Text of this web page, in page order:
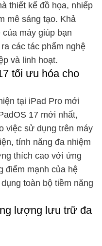
thiết kế đồ họa, nhiếp
mê sáng tạo. Khả
máy giúp bạn
các tác phẩm nghệ
và linh hoạt.
tối ưu hóa cho
tại iPad Pro mới
17 mới nhất,
việc sử dụng trên máy
tính năng đa nhiệm
thích cao với ứng
điểm mạnh của hệ
toàn bộ tiềm năng
lượng lưu trữ đa